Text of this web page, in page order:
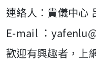
連絡人：貴儀中心
E-mail ：
歡迎有興趣者，上